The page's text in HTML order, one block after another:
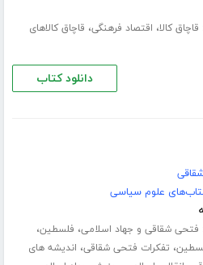
قاچاق کالا، اقتصاد فرهنگی، قاچاق کالاهای
دانلود کتاب
علوم سیاسی
فتحی شقاقی و جهاد اسلامی، فلسطین،
، تفکرات فتحی شقاقی، اندیشه های